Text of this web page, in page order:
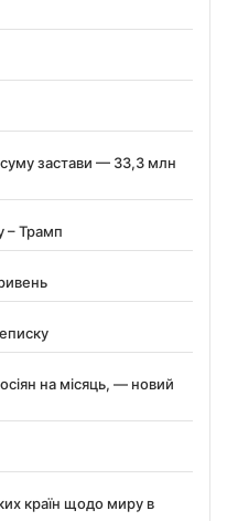
застави — 33,3 млн
– Трамп
на місяць, — новий
країн щодо миру в